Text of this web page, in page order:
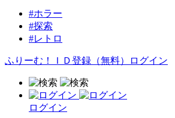
#ホラー
#探索
#レトロ
ふりーむ！ＩＤ登録（無料） ログイン
ログイン